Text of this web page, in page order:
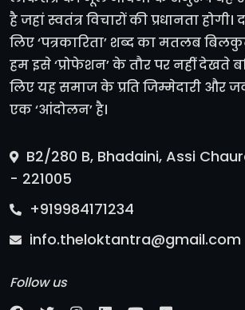
है जहां स्वतंत्र विचारों की प्रधानता
लिए ‘पत्रकारिता’ शब्द का मतलब
हम इसे ‘प्रोफेशन’ के तौर पर नहीं देखते
लिए यह समाज के प्रति जिम्मेदारी और
एक ‘आंदोलन’ है।
B2/280 B, Bhadaini, Assi
- 221005
+919984171234
info.theloktantra@gmail.com
Follow us